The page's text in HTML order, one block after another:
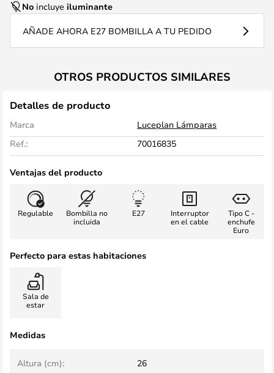
No incluye iluminante
AÑADE AHORA E27 BOMBILLA A TU PEDIDO
OTROS PRODUCTOS SIMILARES
Detalles de producto
Marca
Luceplan Lámparas
Ref.:
70016835
Ventajas del producto
Regulable
Bombilla no
incluida
E27
Interruptor
en el cable
Tipo C -
enchufe
Euro
Perfecto para estas habitaciones
Sala de
estar
Medidas
Altura (cm): 26